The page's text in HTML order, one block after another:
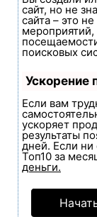
сайт, но не
сайта – это
поисковых
Ускорение
Если вам
ускоряет
результаты
дней. Если ни
Топ10 за
деньги.